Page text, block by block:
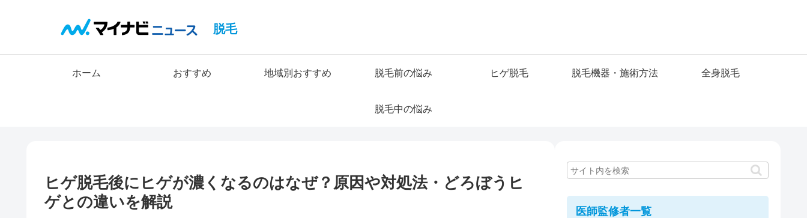
脱毛
ホーム おすすめ 地域別おすすめ 脱毛前の悩み ヒゲ脱毛 脱毛機器・施術方法 全身脱毛
脱毛中の悩み
ヒゲ脱毛後にヒゲが濃くなるのはなぜ？原因や対処法・どろぼうヒ
ゲとの違いを解説
医師監修者一覧